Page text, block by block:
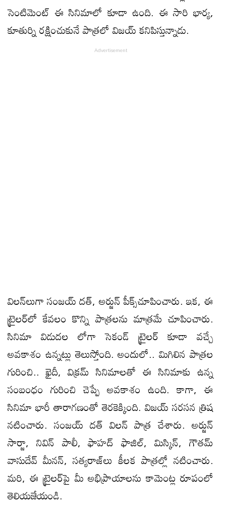
సెంటిమెంట్‌ ఈ సినిమాలో కూడా ఉంది. ఈ సారి భార్య,
కూతుర్ని రక్షించుకునే పాత్రలో విజయ్‌ కనిపిస్తున్నాడు.
విలన్‌లుగా సంజయ్‌ దత్‌, అర్జున్‌ పీక్స్‌చూపించారు. ఇక, ఈ
ట్రైలర్‌లో కేవలం కొన్ని పాత్రలను మాత్రమే చూపించారు.
సినిమా విడుదల లోగా సెకండ్‌ ట్రైలర్‌ కూడా వచ్చే
అవకాశం ఉన్నట్లు తెలుస్తోంది. అందులో.. మిగిలిన పాత్రల
గురించి.. ఖైదీ, విక్రమ్‌ సినిమాలతో ఈ సినిమాకు ఉన్న
సంబంధం గురించి చెప్పే అవకాశం ఉంది. కాగా, ఈ
సినిమా భారీ తారాగణంతో తెరకెక్కింది. విజయ్‌ సరసన త్రిష
నటించారు. సంజయ్‌ దత్‌ విలన్‌ పాత్ర చేశారు. అర్జున్‌
సార్జా, నివిన్‌ పాలీ, ఫాహద్‌ ఫాజిల్‌, మిస్కిన్‌, గౌతమ్‌
వాసుదేవ్‌ మీనన్‌, సత్యరాజ్‌లు కీలక పాత్రల్లో నటించారు.
మరి, ఈ ట్రైలర్‌పై మీ అభిప్రాయాలను కామెంట్ల రూపంలో
తెలియజేయండి.